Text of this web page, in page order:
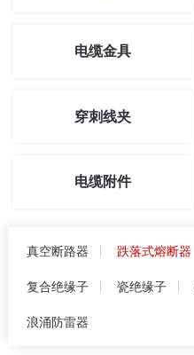
电缆金具
穿刺线夹
电缆附件
真空断路器 跌落式熔断器
复合绝缘子 瓷绝缘子
浪涌防雷器